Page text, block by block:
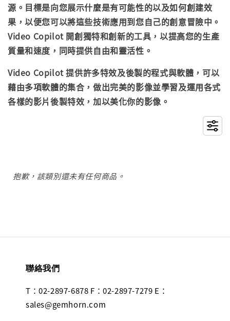
源。目標是向您展示什麼是有可能性的以及如何創建效
果，以便您可以將這些技術應用到您自己的創意冒險中。
Video Copilot 開創獨特和創新的工具，以提高您的生產
質量和速度，同時提供自由和靈活性。
Video Copilot 提供許多特效及後製的程式與軟體，可以
藉由多項軟體的集合，做出完美的影像並學習及運用各式
各樣的影片後製特效，加以美化你的影像。
抱歉，該類別還未有任何商品。
聯絡我們
T：02-2897-6878 F：02-2897-7279 E：
sales@gemhorn.com